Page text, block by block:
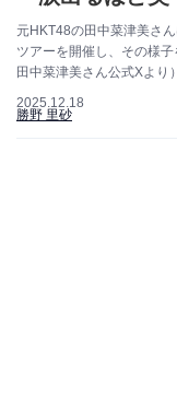
元HKT48の田中菜津美さ
ツアーを開催し、その様
田中菜津美さん公式Xより）
2025.12.18
勝野 里砂